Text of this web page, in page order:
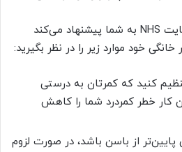
توصیه‌های موجود در وب‌سایت NHS به شما پیشنهاد می‌کند
خود موارد زیر را در نظر بگیرید:
کنید که کمرتان به درستی
کار خطر کمردرد شما را کاهش
پایین‌تر از باسن باشد، در صورت لزوم